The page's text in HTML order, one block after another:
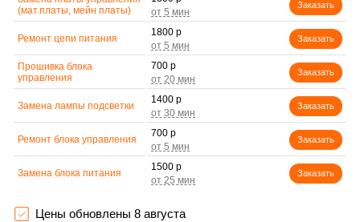
(мат.платы, мейн платы)
Заказать
Ремонт цепи питания
1800 р
Заказать
Прошивка блока
управления
700 р
Заказать
Замена лампы подсветки
1400 р
Заказать
Ремонт блока управления
700 р
Заказать
Замена блока питания
1500 р
Заказать
компонентов
Цены обновлены 8 августа